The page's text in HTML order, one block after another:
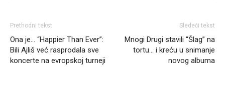
Prethodni tekst
Ona je… “Happier Than Ever”:
Bili Ajliš već rasprodala sve
koncerte na evropskoj turneji
Sledeći tekst
Mnogi Drugi stavili “Šlag” na
tortu… i kreću u snimanje
novog albuma